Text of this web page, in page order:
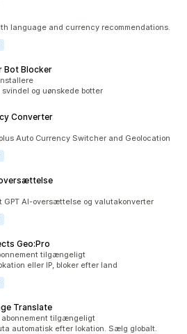
language and currency recommendations.
Bot Blocker
og uønskede botter
Converter
Auto Currency Switcher and Geolocation
GPT AI-oversættelse og valutakonverter
Geo:Pro
tilgængeligt
eller IP, bloker efter land
Translate
abonnement tilgængeligt
automatisk efter lokation. Sælg globalt.